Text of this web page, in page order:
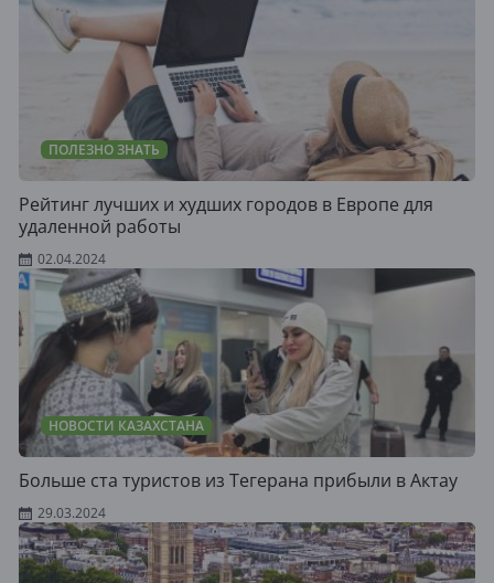
ПОЛЕЗНО ЗНАТЬ
Рейтинг лучших и худших городов в Европе для
удаленной работы
02.04.2024
НОВОСТИ КАЗАХСТАНА
Больше ста туристов из Тегерана прибыли в Актау
29.03.2024